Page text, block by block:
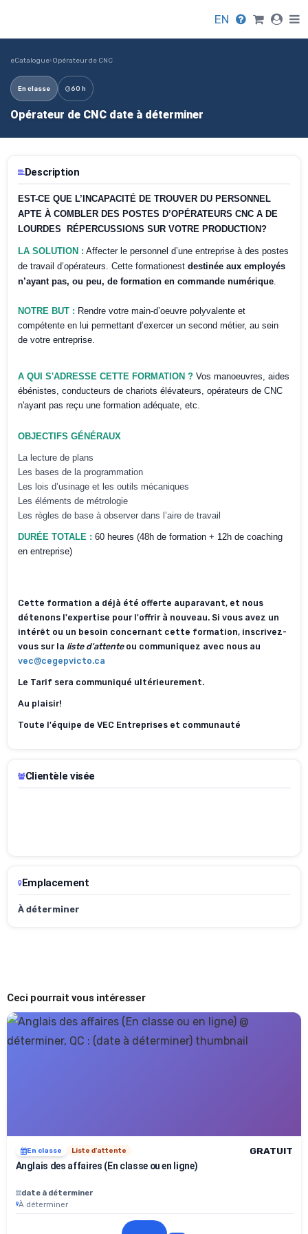
EN
eCatalogue›Opérateur de CNC
En classe 60 h
Opérateur de CNC date à déterminer
Description
EST-CE QUE L’INCAPACITÉ DE TROUVER DU PERSONNEL
APTE À COMBLER DES POSTES D’OPÉRATEURS CNC A DE
LOURDES
RÉPERCUSSIONS SUR VOTRE PRODUCTION?
LA SOLUTION : Affecter le personnel d’une entreprise à des postes
de travail d’opérateurs. Cette formationest destinée aux employés
n’ayant pas, ou peu, de formation en commande numérique.
NOTRE BUT : Rendre votre main-d’oeuvre polyvalente et
compétente en lui permettant d’exercer un second métier, au sein
de votre entreprise.
A QUI S'ADRESSE CETTE FORMATION ? Vos manoeuvres, aides
ébénistes, conducteurs de chariots élévateurs, opérateurs de CNC
n'ayant pas reçu une formation adéquate, etc.
OBJECTIFS GÉNÉRAUX
La lecture de plans
Les bases de la programmation
Les lois d’usinage et les outils mécaniques
Les éléments de métrologie
Les règles de base à observer dans l’aire de travail
DURÉE TOTALE : 60 heures (48h de formation + 12h de coaching
en entreprise)
Cette formation a déjà été offerte auparavant, et nous
détenons l'expertise pour l'offrir à nouveau. Si vous avez un
intérêt ou un besoin concernant cette formation, inscrivez-
vous sur la liste d'attenteou communiquez avec nous au
vec@cegepvicto.ca
Le Tarif sera communiqué ultérieurement.
Au plaisir!
Toute l'équipe de VEC Entreprises et communauté
Clientèle visée
Emplacement
À déterminer
Ceci pourrait vous intéresser
En classe Liste d'attente
GRATUIT
Anglais des affaires (En classe ou en ligne)
date à déterminer
À déterminer